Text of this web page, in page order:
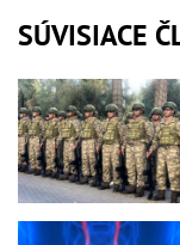
SÚVISIACE